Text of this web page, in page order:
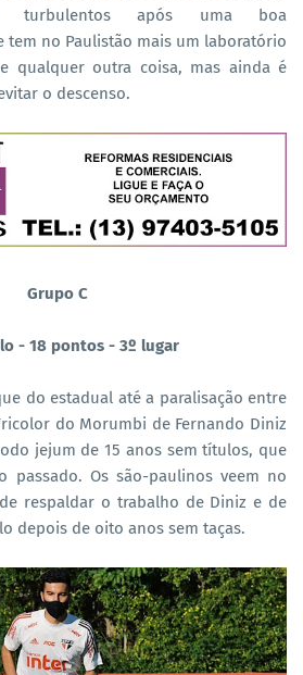
turbulentos após uma boa
tem no Paulistão mais um laboratório
qualquer outra coisa, mas ainda é
o descenso.
Grupo C
- 18 pontos - 3º lugar
do estadual até a paralisação entre
do Morumbi de Fernando Diniz
jejum de 15 anos sem títulos, que
passado. Os são-paulinos veem no
respaldar o trabalho de Diniz e de
depois de oito anos sem taças.